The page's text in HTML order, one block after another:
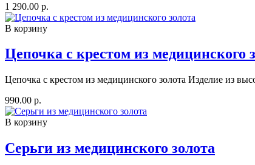
1 290.00 р.
В корзину
Цепочка с крестом из медицинского
Цепочка с крестом из медицинского золота Изделие из
990.00 р.
В корзину
Серьги из медицинского золота